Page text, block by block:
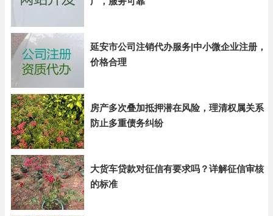
延安市公司注销代办服务|中小微企业注册，
价格合理
房产多次叠加抵押潜在风险，理清权属关系
防止多重债务纠纷
大货车贷款对征信有要求吗？详解征信审核
的标准